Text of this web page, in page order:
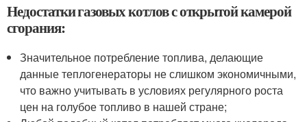
Недостатки газовых котлов с открытой камерой
сгорания:
Значительное потребление топлива, делающие
данные теплогенераторы не слишком экономичными,
что важно учитывать в условиях регулярного роста
цен на голубое топливо в нашей стране;